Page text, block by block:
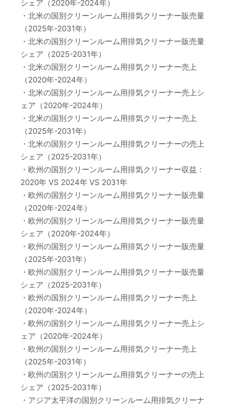
シェア（2020年-2024年）
・北米の国別クリーンルーム用排気クリーナー販売量
（2025年-2031年）
・北米の国別クリーンルーム用排気クリーナー販売量
シェア（2025-2031年）
・北米の国別クリーンルーム用排気クリーナー売上
（2020年-2024年）
・北米の国別クリーンルーム用排気クリーナー売上シ
ェア（2020年-2024年）
・北米の国別クリーンルーム用排気クリーナー売上
（2025年-2031年）
・北米の国別クリーンルーム用排気クリーナーの売上
シェア（2025-2031年）
・欧州の国別クリーンルーム用排気クリーナー収益：
2020年 VS 2024年 VS 2031年
・欧州の国別クリーンルーム用排気クリーナー販売量
（2020年-2024年）
・欧州の国別クリーンルーム用排気クリーナー販売量
シェア（2020年-2024年）
・欧州の国別クリーンルーム用排気クリーナー販売量
（2025年-2031年）
・欧州の国別クリーンルーム用排気クリーナー販売量
シェア（2025-2031年）
・欧州の国別クリーンルーム用排気クリーナー売上
（2020年-2024年）
・欧州の国別クリーンルーム用排気クリーナー売上シ
ェア（2020年-2024年）
・欧州の国別クリーンルーム用排気クリーナー売上
（2025年-2031年）
・欧州の国別クリーンルーム用排気クリーナーの売上
シェア（2025-2031年）
・アジア太平洋の国別クリーンルーム用排気クリーナ